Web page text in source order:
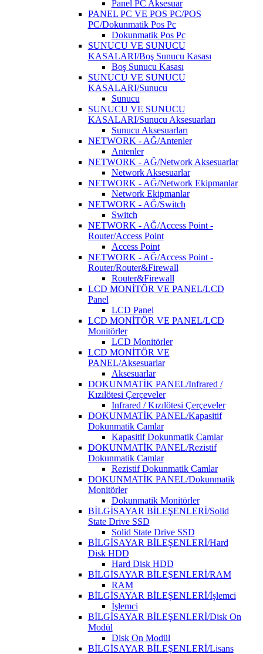
Panel PC Aksesuar
PANEL PC VE POS PC/POS
PC/Dokunmatik Pos Pc
Dokunmatik Pos Pc
SUNUCU VE SUNUCU
KASALARI/Boş Sunucu Kasası
Boş Sunucu Kasası
SUNUCU VE SUNUCU
KASALARI/Sunucu
Sunucu
SUNUCU VE SUNUCU
KASALARI/Sunucu Aksesuarları
Sunucu Aksesuarları
NETWORK - AĞ/Antenler
Antenler
NETWORK - AĞ/Network Aksesuarlar
Network Aksesuarlar
NETWORK - AĞ/Network Ekipmanlar
Network Ekipmanlar
NETWORK - AĞ/Switch
Switch
NETWORK - AĞ/Access Point -
Router/Access Point
Access Point
NETWORK - AĞ/Access Point -
Router/Router&Firewall
Router&Firewall
LCD MONİTÖR VE PANEL/LCD
Panel
LCD Panel
LCD MONİTÖR VE PANEL/LCD
Monitörler
LCD Monitörler
LCD MONİTÖR VE
PANEL/Aksesuarlar
Aksesuarlar
DOKUNMATİK PANEL/Infrared /
Kızılötesi Çerçeveler
Infrared / Kızılötesi Çerçeveler
DOKUNMATİK PANEL/Kapasitif
Dokunmatik Camlar
Kapasitif Dokunmatik Camlar
DOKUNMATİK PANEL/Rezistif
Dokunmatik Camlar
Rezistif Dokunmatik Camlar
DOKUNMATİK PANEL/Dokunmatik
Monitörler
Dokunmatik Monitörler
BİLGİSAYAR BİLEŞENLERİ/Solid
State Drive SSD
Solid State Drive SSD
BİLGİSAYAR BİLEŞENLERİ/Hard
Disk HDD
Hard Disk HDD
BİLGİSAYAR BİLEŞENLERİ/RAM
RAM
BİLGİSAYAR BİLEŞENLERİ/İşlemci
İşlemci
BİLGİSAYAR BİLEŞENLERİ/Disk On
Modül
Disk On Modül
BİLGİSAYAR BİLEŞENLERİ/Lisans